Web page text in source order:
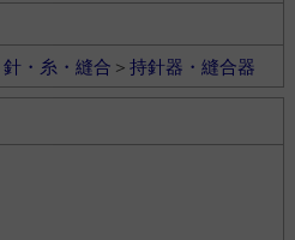
針・糸・縫合 ＞ 持針器・縫合器